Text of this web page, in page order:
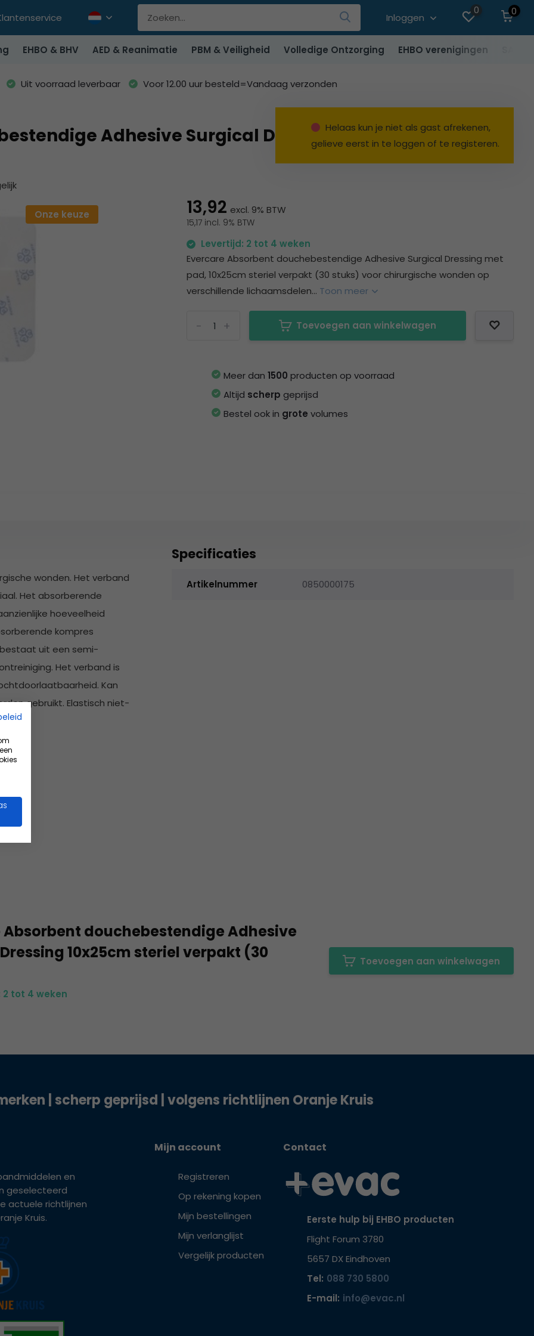
Inloggen
0
0
EHBO & BHV AED & Reanimatie PBM & Veiligheid Volledige Ontzorging EHBO verenigingen
Uit voorraad leverbaar Voor 12.00 uur besteld=Vandaag verzonden
Helaas kun je niet als gast afrekenen,
gelieve eerst in te loggen of te registeren.
Adhesive Surgical Dressing 10x25cm steriel
Onze keuze 13,92 excl. 9% BTW
15,17 incl. 9% BTW
Levertijd: 2 tot 4 weken
Evercare Absorbent douchebestendige Adhesive Surgical Dressing met
pad, 10x25cm steriel verpakt (30 stuks) voor chirurgische wonden op
verschillende lichaamsdelen... Toon meer
+
- Toevoegen aan winkelwagen
Meer dan1500 producten op voorraad
Altijd scherp geprijsd
Bestel ook in grotevolumes
wonden. Het verband
Het absorberende
hoeveelheid
kompres
uit een semi-
Het verband is
Kan
gebruikt. Elastisch niet-
Specificaties
Artikelnummer 0850000175
Absorbent douchebestendige Adhesive
10x25cm steriel verpakt (30
2 tot 4 weken
Toevoegen aan winkelwagen
| scherp geprijsd | volgens richtlijnen Oranje Kruis
en
geselecteerd
actuele richtlijnen
Kruis.
Mijn account
Registreren
Op rekening kopen
Mijn bestellingen
Mijn verlanglijst
Vergelijk producten
Contact
Eerste hulp bij EHBO producten
Flight Forum 3780
5657 DX Eindhoven
Tel: 088 730 5800
E-mail: info@evac.nl